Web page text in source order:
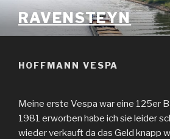
Inhalt
springen
RAVENSTEYN
HOFFMANN VESPA
Meine erste Vespa war eine 125er
1981 erworben habe ich sie leider
wieder verkauft da das Geld knapp